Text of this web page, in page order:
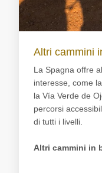
Altri cammini
La Spagna offre
interesse, come
la Vía Verde de
percorsi
di tutti i livelli.
Altri cammini in